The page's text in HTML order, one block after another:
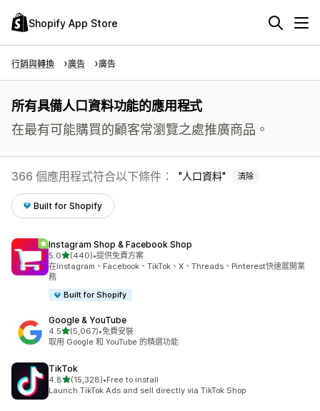
Shopify App Store
行銷與轉換 廣告 廣告
所有具備人口資料功能的應用程式
在最有可能購買的顧客常瀏覽之處推廣商品。
366 個應用程式符合以下條件： 人口資料 清除
Built for Shopify
Instagram Shop & Facebook Shop
5.0滿分 5 顆星
(440)
共有 440 則評價
•提供免費方案
在Instagram、Facebook、TikTok、X、Threads、Pinterest快速展開業
務
Built for Shopify
Google & YouTube
4.5滿分 5 顆星
(5,067)
共有 5067 則評價
•免費安裝
取用 Google 和 YouTube 的精選功能
TikTok
4.8滿分 5 顆星
(15,328)
共有 15328 則評價
•Free to install
Launch TikTok Ads and sell directly via TikTok Shop